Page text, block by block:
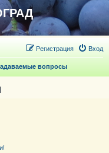
Вход
Регистрация
вопросы